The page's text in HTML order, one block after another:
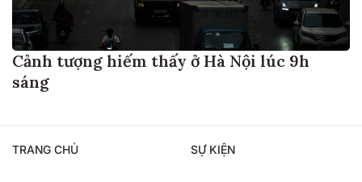
Cảnh tượng hiếm thấy ở Hà Nội lúc 9h
sáng
TRANG CHỦ SỰ KIỆN